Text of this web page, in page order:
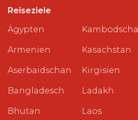
Reiseziele
Ägypten
Armenien
Aserbaidschan
Bangladesch
Bhutan
Kambodscha
Kasachstan
Kirgisien
Ladakh
Laos